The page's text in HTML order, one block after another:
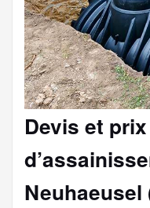
Devis et
Neuhaeusel